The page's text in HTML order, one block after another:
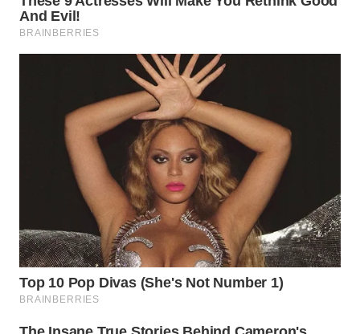
BINJAI
WN
INDRAMAYU
KUNINGAN
WN
MAJALENGKA
WN